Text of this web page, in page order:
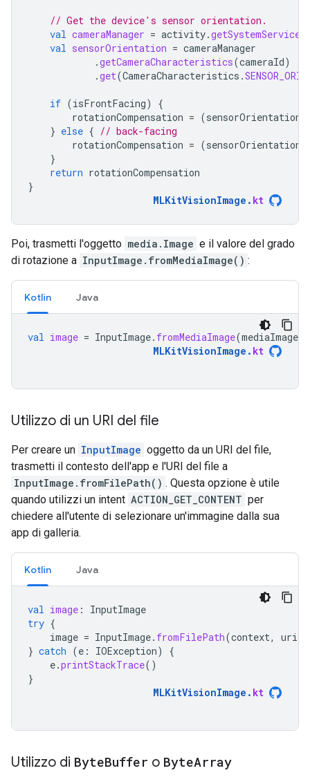
// Get the device's sensor orientation.
val cameraManager = activity.getSystemService
val sensorOrientation = cameraManager
.getCameraCharacteristics(cameraId)
.get(CameraCharacteristics .
if (isFrontFacing)
{
rotationCompensation = (sensorOrientation
} else { // back-facing
rotationCompensation = (sensorOrientation
}
return rotationCompensation
}
MLKitVisionImage . kt
Poi, trasmetti l'oggetto media.Image e il valore del grado
di rotazione a InputImage.fromMediaImage() :
Kotlin Java
val image = InputImage. fromMediaImage(mediaImage
MLKitVisionImage . kt
Utilizzo di un URI del file
Per creare un InputImage oggetto da un URI del file,
trasmetti il contesto dell'app e l'URI del file a
InputImage.fromFilePath() . Questa opzione è utile
quando utilizzi un intent ACTION_GET_CONTENT per
chiedere all'utente di selezionare un'immagine dalla sua
app di galleria.
Kotlin Java
val image :
InputImage
try {
image = InputImage. fromFilePath(context, uri
} catch (e : IOException)
{
e.printStackTrace()
}
MLKitVisionImage . kt
Utilizzo di ByteBuffer o ByteArray